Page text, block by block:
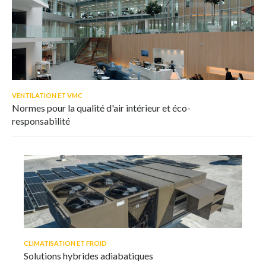
VENTILATION ET VMC
Normes pour la qualité d'air intérieur et éco-
responsabilité
CLIMATISATION ET FROID
Solutions hybrides adiabatiques